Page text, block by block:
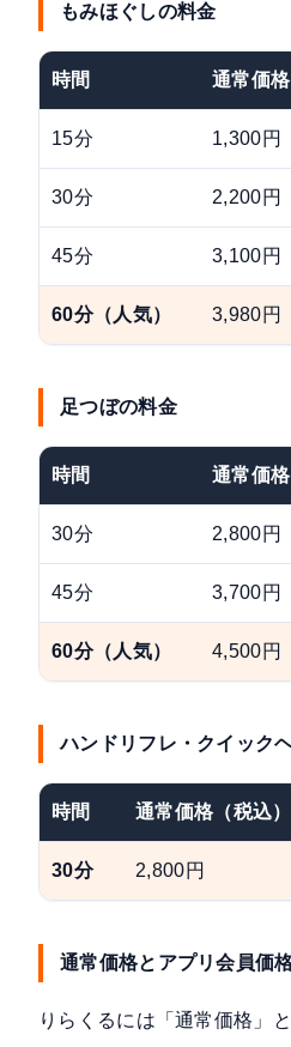
もみほぐしの料金
時間 通常価格
15分 1,300円
30分 2,200円
45分 3,100円
60分（人気） 3,980円
足つぼの料金
時間 通常価格
30分 2,800円
45分 3,700円
60分（人気） 4,500円
ハンドリフレ・クイック
時間 通常価格（税込）
30分 2,800円
通常価格とアプリ会員価
りらくるには「通常価格」